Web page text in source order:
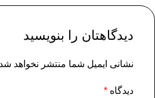
دیدگاهتان را بنویسید
نشانی ایمیل شما منتشر نخواهد
دیدگاه *